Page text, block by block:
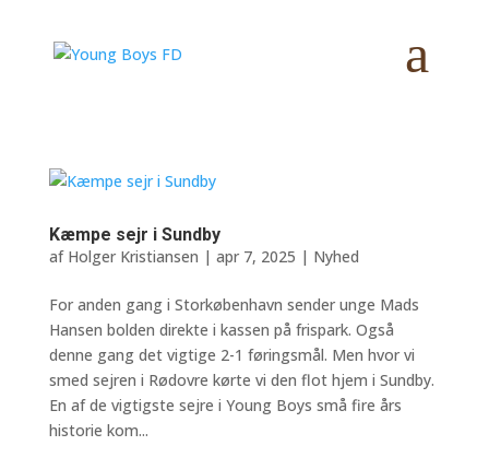
Kæmpe sejr i Sundby
af Holger Kristiansen | apr 7, 2025 | Nyhed
For anden gang i Storkøbenhavn sender unge Mads
Hansen bolden direkte i kassen på frispark. Også
denne gang det vigtige 2-1 føringsmål. Men hvor vi
smed sejren i Rødovre kørte vi den flot hjem i Sundby.
En af de vigtigste sejre i Young Boys små fire års
historie kom...